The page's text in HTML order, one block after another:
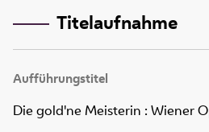
Titelaufnahme
Aufführungstitel
Die gold'ne Meisterin : Wiener